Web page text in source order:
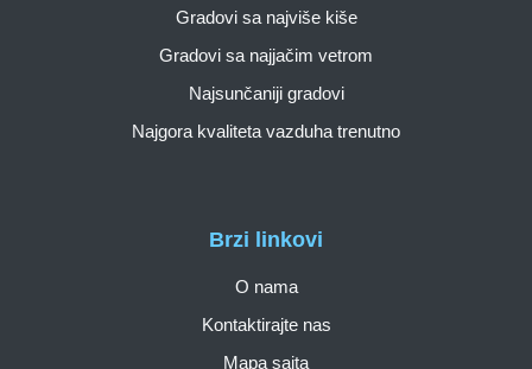
Brzi linkovi
O nama
Kontaktirajte nas
Mapa sajta
Gradovi sa najviše kiše
Gradovi sa najjačim vetrom
Najsunčaniji gradovi
Najgora kvaliteta vazduha trenutno